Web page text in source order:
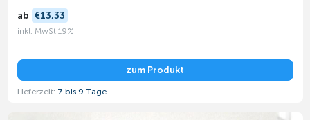
ab €13,33
inkl. MwSt 19%
zum Produkt
Lieferzeit: 7 bis 9 Tage